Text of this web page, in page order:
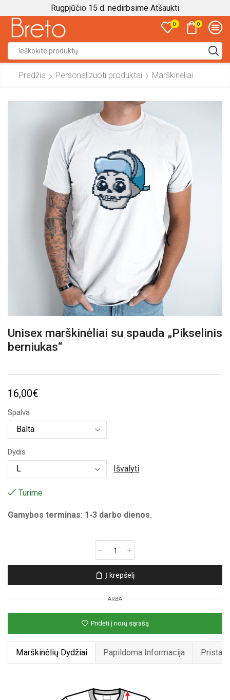
Rugpjūčio 15 d. nedirbsime Atšaukti
0 0
input
Pradžia Personalizuoti produktai Marškinėliai
Unisex marškinėliai su spauda „Pikselinis
berniukas“
16,00€
Spalva
Dydis
Išvalyti
Turime
Gamybos terminas: 1-3 darbo dienos.
Unisex
marškinėliai
spauda
„Pikselinis
berniukas“
Į krepšelį
ARBA
Pridėti į norų sąrašą
Marškinėlių Dydžiai Papildoma Informacija